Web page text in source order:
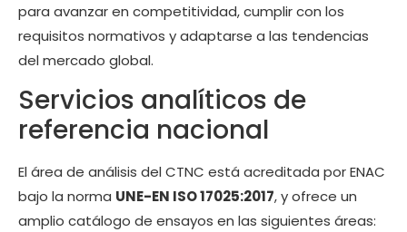
para avanzar en competitividad, cumplir con los
requisitos normativos y adaptarse a las tendencias
del mercado global.
Servicios analíticos de
referencia nacional
El área de análisis del CTNC está acreditada por ENAC
bajo la norma UNE-EN ISO 17025:2017, y ofrece un
amplio catálogo de ensayos en las siguientes áreas: